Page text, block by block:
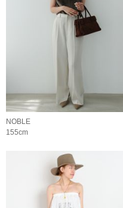
NOBLE
155cm